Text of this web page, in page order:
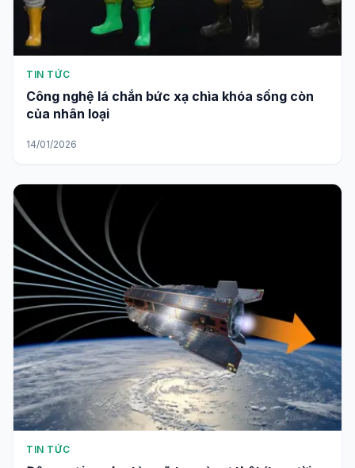
TIN TỨC
Công nghệ lá chắn bức xạ chìa khóa sống còn
của nhân loại
14/01/2026
TIN TỨC